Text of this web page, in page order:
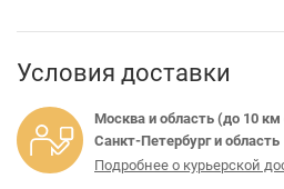
Условия доставки
Москва и область (до 10
Санкт-Петербург и область
Подробнее о курьерской